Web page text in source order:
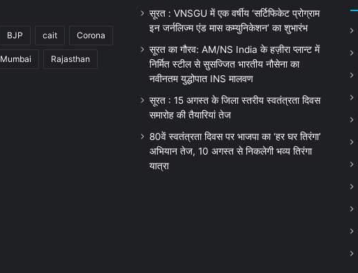
BJP cait Corona
Mumbai Rajasthan
सूरत : VNSGU में एक वर्षीय ‘सर्टिफिकेट प्रोग्राम
इन जर्नलिज्म एंड मास कम्युनिकेशन’ का शुभारंभ
सूरत का गौरव: AM/NS India के हज़ीरा प्लान्ट में
निर्मित स्टील से सुसज्जित भारतीय नौसेना का
नवीनतम युद्धोपात INS मालवण
सूरत : 15 अगस्त के जिला स्तरीय स्वतंत्रता दिवस
समारोह की तैयारियां तेज
80वें स्वतंत्रता दिवस पर भाजपा का ‘हर घर तिरंगा’
अभियान तेज, 10 अगस्त से निकलेगी भव्य तिरंगा
यात्रा